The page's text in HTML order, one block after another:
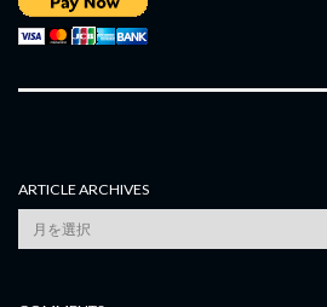
ARTICLE ARCHIVES
Article
Archives